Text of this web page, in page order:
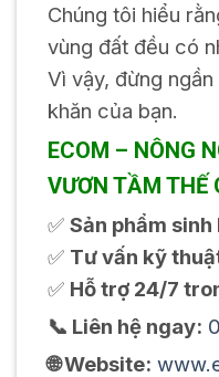
Chúng tôi hiểu
vùng đất đều có
Vì vậy, đừng
khăn của bạn.
ECOM – NÔNG
VƯƠN TẦM THẾ
✅ Sản phẩm
✅ Tư vấn kỹ
✅ Hỗ trợ 24/7
📞 Liên hệ ngay:
🌐 Website: